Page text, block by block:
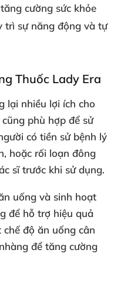
cường sức khỏe
trì sự năng động và tự
Thuốc Lady Era
lại nhiều lợi ích cho
phù hợp để sử
có tiền sử bệnh lý
hoặc rối loạn đông
sĩ trước khi sử dụng.
uống và sinh hoạt
để hỗ trợ hiệu quả
độ ăn uống cân
để tăng cường